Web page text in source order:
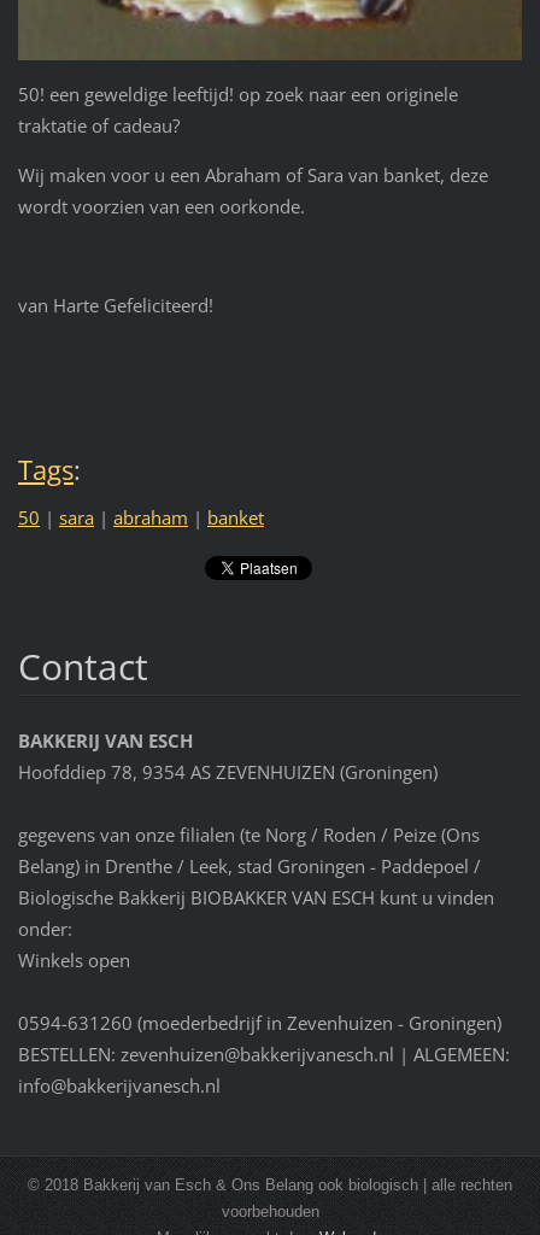
50! een geweldige leeftijd! op zoek naar een originele
traktatie of cadeau?
Wij maken voor u een Abraham of Sara van banket, deze
wordt voorzien van een oorkonde.
van Harte Gefeliciteerd!
Tags:
50 | sara | abraham | banket
Contact
BAKKERIJ VAN ESCH
Hoofddiep 78, 9354 AS ZEVENHUIZEN (Groningen)
gegevens van onze filialen (te Norg / Roden / Peize (Ons
Belang) in Drenthe / Leek, stad Groningen - Paddepoel /
Biologische Bakkerij BIOBAKKER VAN ESCH kunt u vinden
onder:
Winkels open
0594-631260 (moederbedrijf in Zevenhuizen - Groningen)
BESTELLEN: zevenhuizen@bakkerijvanesch.nl | ALGEMEEN:
info@bakkerijvanesch.nl
© 2018 Bakkerij van Esch & Ons Belang ook biologisch | alle rechten
voorbehouden